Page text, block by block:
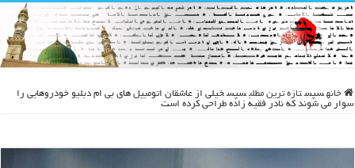
خانه سپس تازه ترین مطلب سپس خیلی از عاشقان اتومبیل های بی ام دبلیو خودروهایی را
سوار می شوند که نادر فقیه زاده طراحی کرده است